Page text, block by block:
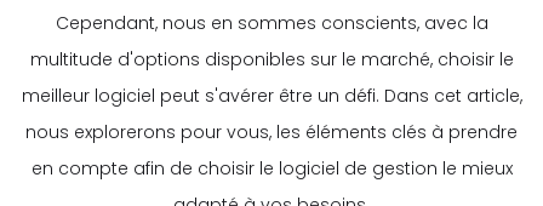
Cependant, nous en sommes conscients, avec la
multitude d'options disponibles sur le marché, choisir le
meilleur logiciel peut s'avérer être un défi. Dans cet article,
nous explorerons pour vous, les éléments clés à prendre
en compte afin de choisir le logiciel de gestion le mieux